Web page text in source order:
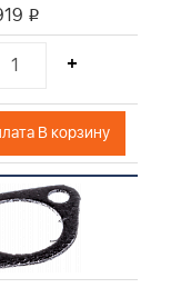
i
+
В корзину